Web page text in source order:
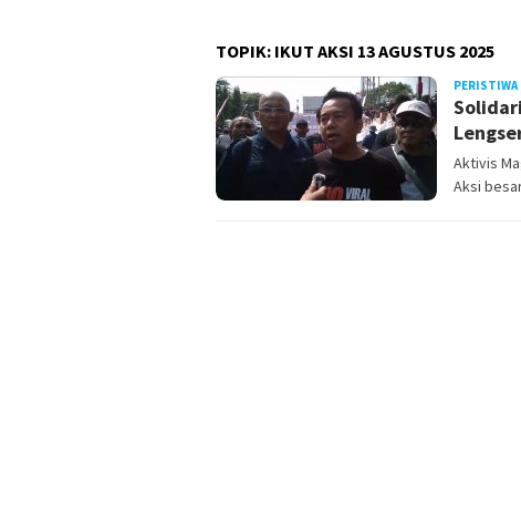
TOPIK: IKUT AKSI 13 AGUSTUS 2025
PERISTIWA
Aktivis
Aksi